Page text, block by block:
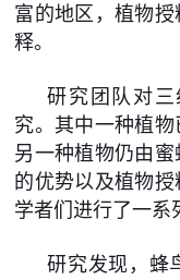
富的地区，植物
释。
研究团队对
究。其中一种植
另一种植物仍由
的优势以及植物授
学者们进行了一系
研究发现，蜂